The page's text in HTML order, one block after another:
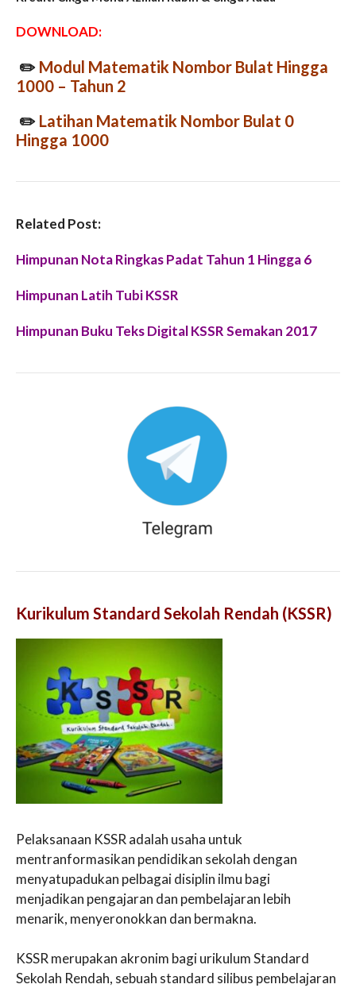
DOWNLOAD:
✏️ Modul Matematik Nombor Bulat Hingga
1000 – Tahun 2
✏️ Latihan Matematik Nombor Bulat 0
Hingga 1000
Related Post:
Himpunan Nota Ringkas Padat Tahun 1 Hingga 6
Himpunan Latih Tubi KSSR
Himpunan Buku Teks Digital KSSR Semakan 2017
Kurikulum Standard Sekolah Rendah (KSSR)
Pelaksanaan KSSR adalah usaha untuk
mentranformasikan pendidikan sekolah dengan
menyatupadukan pelbagai disiplin ilmu bagi
menjadikan pengajaran dan pembelajaran lebih
menarik, menyeronokkan dan bermakna.
KSSR merupakan akronim bagi urikulum Standard
Sekolah Rendah, sebuah standard silibus pembelajaran